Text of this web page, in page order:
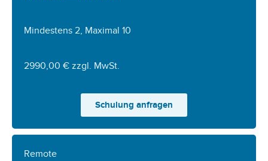
Mindestens 2, Maximal 10
2990,00 € zzgl. MwSt.
Schulung anfragen
Remote